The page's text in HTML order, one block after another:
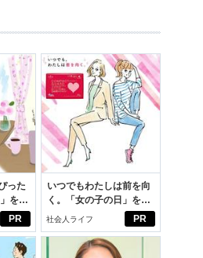
PR
った
をは
ニオ
適。
PR
いつでもわたしは前を向
く。「女の子の日」を前
向きに♪社会人エリ・大
社会人ライフ